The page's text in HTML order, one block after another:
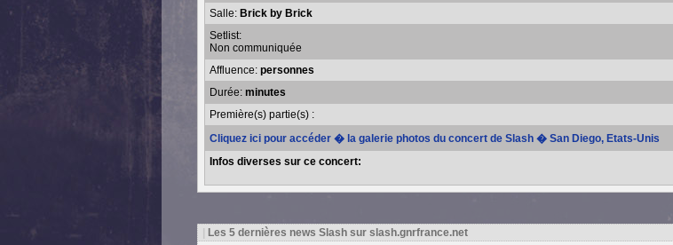
Salle: Brick by Brick
Setlist:
Non communiquée
Affluence: personnes
Durée: minutes
Première(s) partie(s) :
Cliquez ici pour accéder � la galerie photos du concert de Slash � San Diego, Etats-Unis
Infos diverses sur ce concert:
Les 5 dernières news Slash sur slash.gnrfrance.net